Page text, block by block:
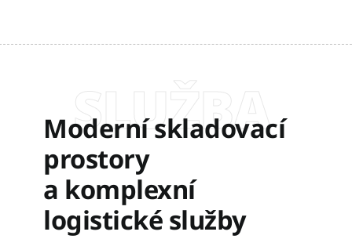
SLUŽBA
Moderní skladovací
prostory
a komplexní
logistické služby